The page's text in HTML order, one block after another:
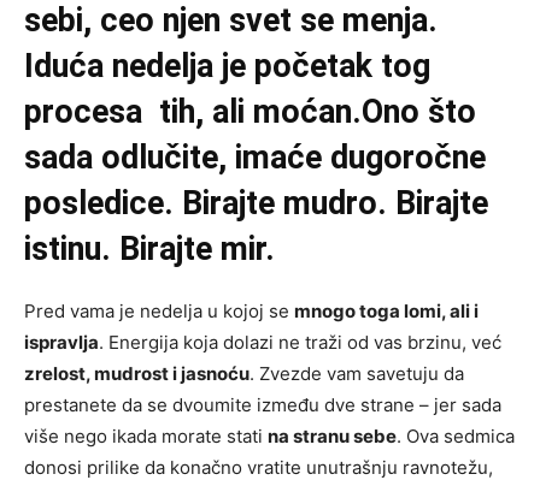
sebi, ceo njen svet se menja.
Iduća nedelja je početak tog
procesa tih, ali moćan.Ono što
sada odlučite, imaće dugoročne
posledice. Birajte mudro. Birajte
istinu. Birajte mir.
Pred vama je nedelja u kojoj se mnogo toga lomi, ali i
ispravlja. Energija koja dolazi ne traži od vas brzinu, već
zrelost, mudrost i jasnoću. Zvezde vam savetuju da
prestanete da se dvoumite između dve strane – jer sada
više nego ikada morate stati na stranu sebe. Ova sedmica
donosi prilike da konačno vratite unutrašnju ravnotežu,